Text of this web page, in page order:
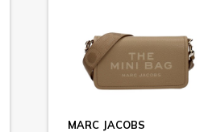
MARC JACOBS